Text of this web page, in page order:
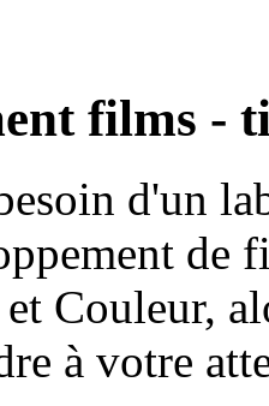
films -
d'un
de
Couleur,
à votre